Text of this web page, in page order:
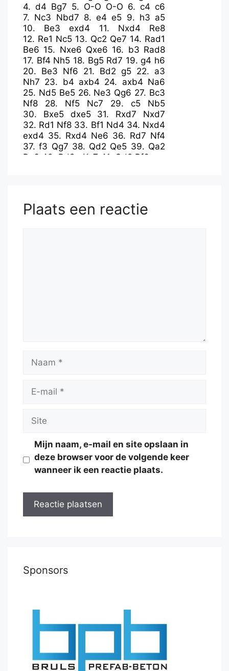
4. d4 Bg7 5. O-O O-O 6. c4 c6
7. Nc3 Nbd7 8. e4 e5 9. h3 a5
10. Be3 exd4 11. Nxd4
Re8
12. Re1 Nc5 13. Qc2 Qe7 14. Rad1
Be6 15. Nxe6 Qxe6 16. b3 Rad8
17. Bf4 Nh5 18. Bg5 Rd7 19.g4 h6
20. Be3 Nf6 21. Bd2 g5 22. a3
Nh7 23. b4 axb4 24. axb4 Na6
25. Nd5 Be5 26. Ne3 Qg6 27. Bc3
Nf8
28. Nf5 Nc7 29. c5
Nb5
30. Bxe5 dxe5 31. Rxd7
Nxd7
32. Rd1 Nf8 33. Bf1 Nd4 34. Nxd4
exd4 35. Rxd4 Ne6 36. Rd7 Nf4
37.f3 Qg7 38. Qd2 Qe5 39. Qa2
Re6 40. Rd8+ Kg7 41. Qd2 Rf6
Plaats een reactie
Naam
Site
Mijn naam, e-mail en site opslaan in
deze browser voor de volgende keer
wanneer ik een reactie plaats.
Sponsors